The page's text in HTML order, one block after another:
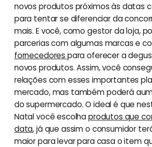
novos produtos próximos às datas
para tentar se diferenciar da
mais. E você, como gestor da loja,
parcerias com algumas marcas e
fornecedores para oferecer a
novos produtos. Assim, você
relações com esses importantes
mercado, mas também poderá
do supermercado. O ideal é que
Natal você escolhaprodutos que
data, já que assim o consumidor
maior para levar para casa o item